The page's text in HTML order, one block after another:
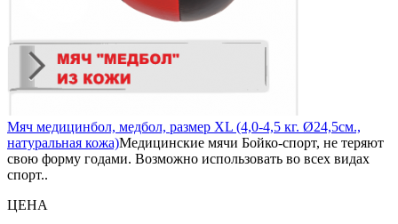
Мяч медицинбол, медбол, размер XL (4,0-4,5 кг. Ø24,5см.,
натуральная кожа)Медицинские мячи Бойко-спорт, не теряют
свою форму годами. Возможно использовать во всех видах
спорт..
ЦЕНА